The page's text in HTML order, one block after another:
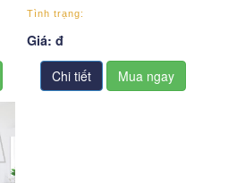
Tình trạng:
Giá: đ
Chi tiết